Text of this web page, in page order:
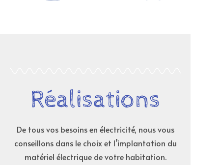
Réalisations
De tous vos besoins en électricité, nous vous
conseillons dans le choix et l’implantation du
matériel électrique de votre habitation.